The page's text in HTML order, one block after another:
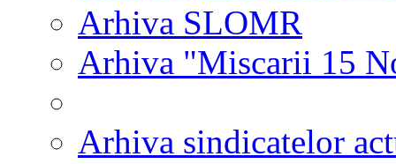
Arhiva SLOMR
Arhiva "Miscarii 15
Arhiva sindicatelor